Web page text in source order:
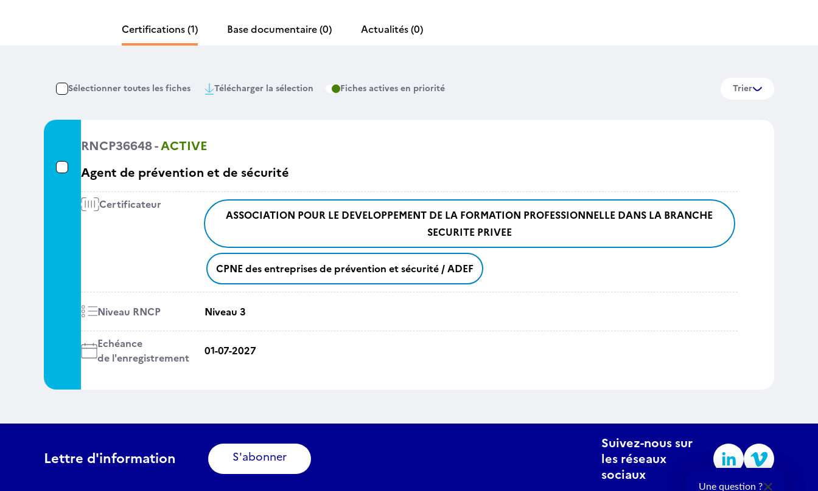
Certifications(1) Base documentaire(0) Actualités(0)
Sélectionner toutes les fiches Télécharger la sélection Fiches actives en priorité Trier
RNCP36648 -ACTIVE
Agent de prévention et de sécurité
Certificateur
ASSOCIATION POUR LE DEVELOPPEMENT DE LA FORMATION PROFESSIONNELLE DANS LA BRANCHE
SECURITE PRIVEE
CPNE des entreprises de prévention et sécurité / ADEF
Niveau RNCP Niveau 3
Echéance
de l'enregistrement
01-07-2027
Lettre d'information S'abonner
Suivez-nous sur
les réseaux
sociaux
Une question ?